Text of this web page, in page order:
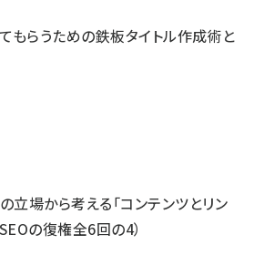
もらうための鉄板タイトル作成術と
立場から考える「コンテンツとリン
の復権全6回の4）